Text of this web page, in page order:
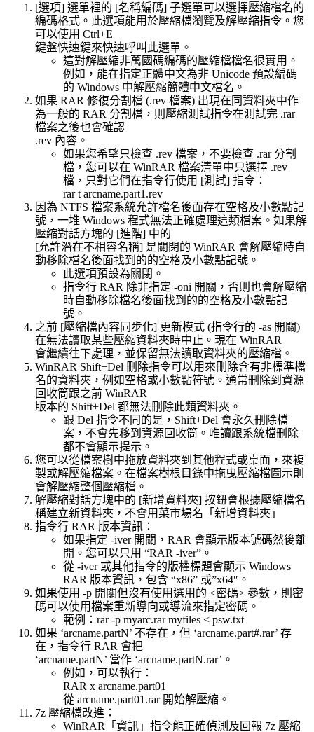
[選項] 選單裡的 [名稱編碼] 子選單可以選擇壓縮檔名的
編碼格式。此選項能用於壓縮檔瀏覽及解壓縮指令。您
可以使用 Ctrl+E
鍵盤快速鍵來快速呼叫此選單。
這對解壓縮非萬國碼編碼的壓縮檔檔名很實用。
例如，能在指定正體中文為非 Unicode 預設編碼
的 Windows 中解壓縮簡體中文檔名。
如果 RAR 修復分割檔 (.rev 檔案) 出現在同資料夾中作
為一般的 RAR 分割檔，則壓縮測試指令在測試完 .rar
檔案之後也會確認
.rev 內容。
如果您希望只檢查 .rev 檔案，不要檢查 .rar 分割
檔，您可以在 WinRAR 檔案清單中只選擇 .rev
檔，只對它們在指令行使用 [測試] 指令：
rar t arcname.part1.rev
因為 NTFS 檔案系統允許檔名後面存在空格及小數點記
號，一堆 Windows 程式無法正確處理這類檔案。如果解
壓縮對話方塊的 [進階] 中的
[允許潛在不相容名稱] 是關閉的 WinRAR 會解壓縮時自
動移除檔名後面找到的的空格及小數點記號。
此選項預設為關閉。
指令行 RAR 除非指定 -oni 開關，否則也會解壓縮
時自動移除檔名後面找到的的空格及小數點記
號。
之前 [壓縮檔內容同步化] 更新模式 (指令行的 -as 開關)
在無法讀取某些壓縮資料夾時中止。現在 WinRAR
會繼續往下處理，並保留無法讀取資料夾的壓縮檔。
WinRAR Shift+Del 刪除指令可以用來刪除含有非標準檔
名的資料夾，例如空格或小數點符號。通常刪除到資源
回收筒跟之前 WinRAR
版本的 Shift+Del 都無法刪除此類資料夾。
跟 Del 指令不同的是，Shift+Del 會永久刪除檔
案，不會先移到資源回收筒。唯讀跟系統檔刪除
都不會顯示提示。
您可以從檔案樹中拖放資料夾到其他程式或桌面，來複
製或解壓縮檔案。在檔案樹根目錄中拖曳壓縮檔圖示則
會解壓縮整個壓縮檔。
解壓縮對話方塊中的 [新增資料夾] 按鈕會根據壓縮檔名
稱建立新資料夾，不會用菜市場名「新增資料夾」
指令行 RAR 版本資訊：
如果指定 -iver 開關，RAR 會顯示版本號碼然後離
開。您可以只用 “RAR -iver”。
從 -iver 或其他指令的版權標題會顯示 Windows
RAR 版本資訊，包含 “x86” 或”x64″。
如果使用 -p 開關但沒有使用選用的 <密碼> 參數，則密
碼可以使用檔案重新導向或導流來指定密碼。
範例：rar -p myarc.rar myfiles < psw.txt
如果 ‘arcname.partN’ 不存在，但 ‘arcname.part#.rar’ 存
在，指令行 RAR 會把
‘arcname.partN’ 當作 ‘arcname.partN.rar’。
例如，可以執行：
RAR x arcname.part01
從 arcname.part01.rar 開始解壓縮。
7z 壓縮檔改進：
WinRAR「資訊」指令能正確偵測及回報 7z 壓縮